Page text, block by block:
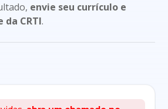
envie seu currículo e
CRTI.